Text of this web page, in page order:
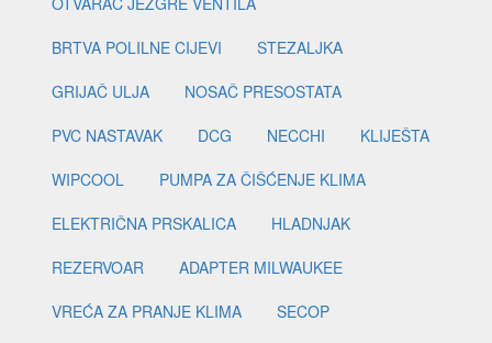
BRTVA POLILNE CIJEVI
STEZALJKA
GRIJAČ ULJA
NOSAČ PRESOSTATA
PVC NASTAVAK
DCG NECCHI
KLIJEŠTA
WIPCOOL
PUMPA ZA ČIŠĆENJE KLIMA
ELEKTRIČNA PRSKALICA
HLADNJAK
REZERVOAR
ADAPTER MILWAUKEE
VREĆA ZA PRANJE KLIMA
SECOP